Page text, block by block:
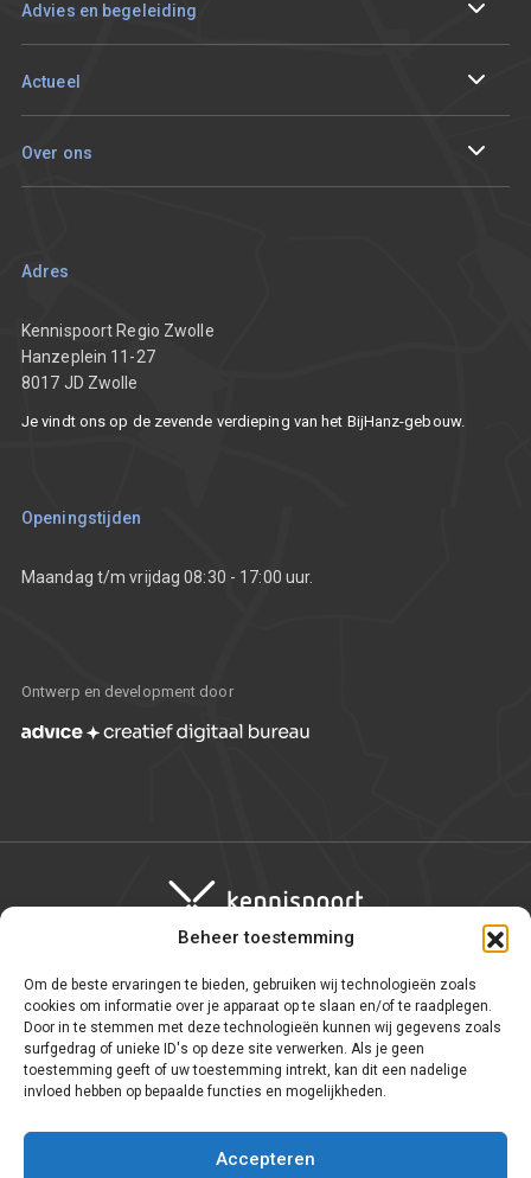
Beheer toestemming
Om de beste ervaringen te bieden, gebruiken wij technologieën zoals
cookies om informatie over je apparaat op te slaan en/of te raadplegen.
Door in te stemmen met deze technologieën kunnen wij gegevens zoals
surfgedrag of unieke ID's op deze site verwerken. Als je geen
toestemming geeft of uw toestemming intrekt, kan dit een nadelige
invloed hebben op bepaalde functies en mogelijkheden.
Accepteren
Digitaliseren
Advies en begeleiding
Aan de slag met mijn vraagstuk
Actueel
Over ons
Team
Partners
Vacatures
Adres
Kennispoort Regio Zwolle
Hanzeplein 11-27
8017 JD Zwolle
Je vindt ons op de zevende verdieping van het BijHanz-gebouw.
Openingstijden
Maandag t/m vrijdag 08:30 - 17:00 uur.
Ontwerp en development door
Algemene voorwaarden
Privacy statement
WNT
Cookie-instellingen